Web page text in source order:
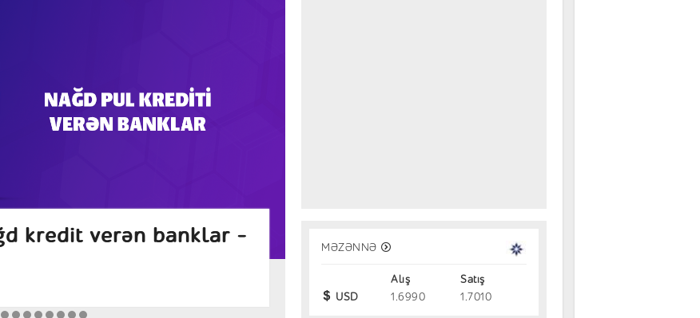
banklarda daha
2026)
İnvestisiya alətləri: Gəlir, risk və
31.07.2026
MƏZƏNNƏ
Alış
Satış
USD
1.6990 1.7010